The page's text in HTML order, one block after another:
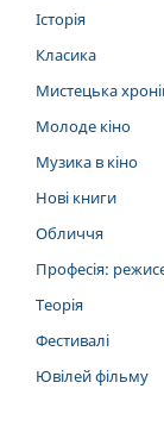
Історія
Класика
Мистецька
Молоде кіно
Музика в кіно
Нові книги
Обличчя
Професія:
Теорія
Фестивалі
Ювілей фільму